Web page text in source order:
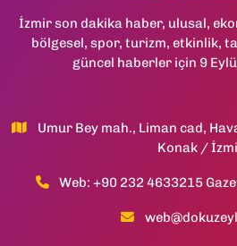
İzmir son dakika haber, ulusal,
bölgesel, spor, turizm, etkinlik,
güncel haberler için 9
Umur Bey mah., Liman cad,
Konak /
Web: +90 232 4633215